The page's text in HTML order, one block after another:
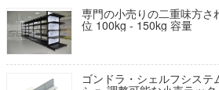
専門の小売りの二重味方
位 100kg - 150kg 容量
ゴンドラ・シェルフシス